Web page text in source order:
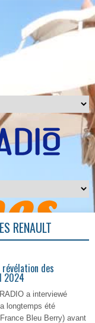
RENAULT
des
2024
a interviewé
longtemps été
Bleu Berry) avant